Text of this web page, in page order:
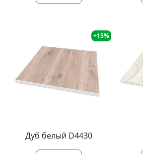
+15%
Дуб белый D4430